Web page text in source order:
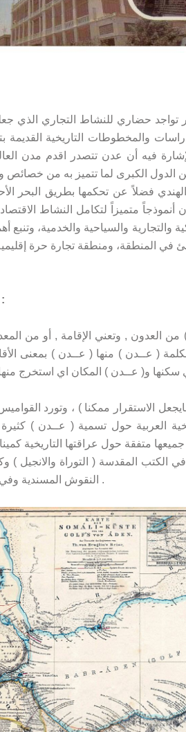
تواجد حضاري للنشاط التجاري الذي
والمخطوطات التاريخية القديمة
فيه أن عدن تتصدر اقدم مدن
متميزاً لتكامل النشاط
والتجارية والسياحية والخدمية، وتنبع
التسمية :
العدون , وتعني الإقامة , أو من
( عــدن ) منها ( عــدن ) بمعنى
العربية حول تسمية ( عــدن )
متفقة حول عراقتها التاريخية
الكتب المقدسة ( التوراة والانجيل )
النقوش المسندية وفي الأسفار .